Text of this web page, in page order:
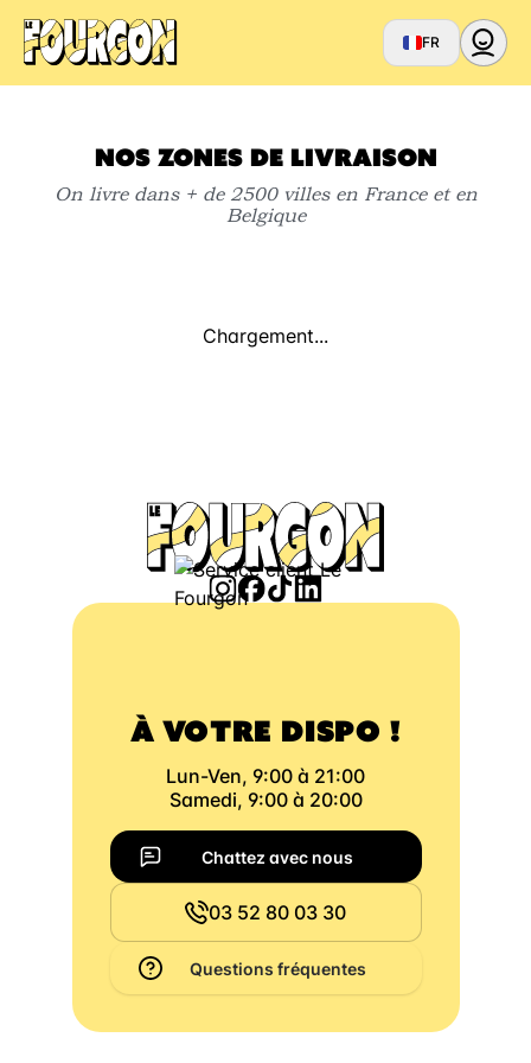
FR
NOS ZONES DE LIVRAISON
On livre dans + de 2500 villes en France et en
Belgique
Chargement...
À VOTRE DISPO !
Lun-Ven, 9:00 à 21:00
Samedi, 9:00 à 20:00
Chattez avec nous
03 52 80 03 30
Questions fréquentes